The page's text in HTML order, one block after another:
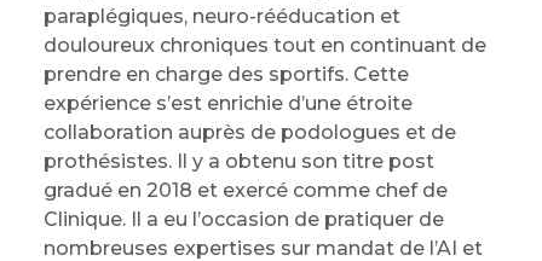
paraplégiques, neuro-rééducation et
douloureux chroniques tout en continuant de
prendre en charge des sportifs. Cette
expérience s’est enrichie d’une étroite
collaboration auprès de podologues et de
prothésistes. Il y a obtenu son titre post
gradué en 2018 et exercé comme chef de
Clinique. Il a eu l’occasion de pratiquer de
nombreuses expertises sur mandat de l’AI et